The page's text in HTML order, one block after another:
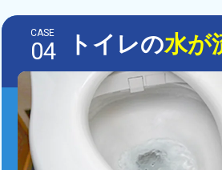
CASE
04 トイレの水が